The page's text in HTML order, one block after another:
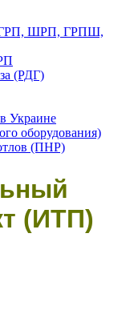
(ГРП, ШРП, ГРПШ,
(РДГ)
Украине
оборудования)
(ПНР)
(ИТП)